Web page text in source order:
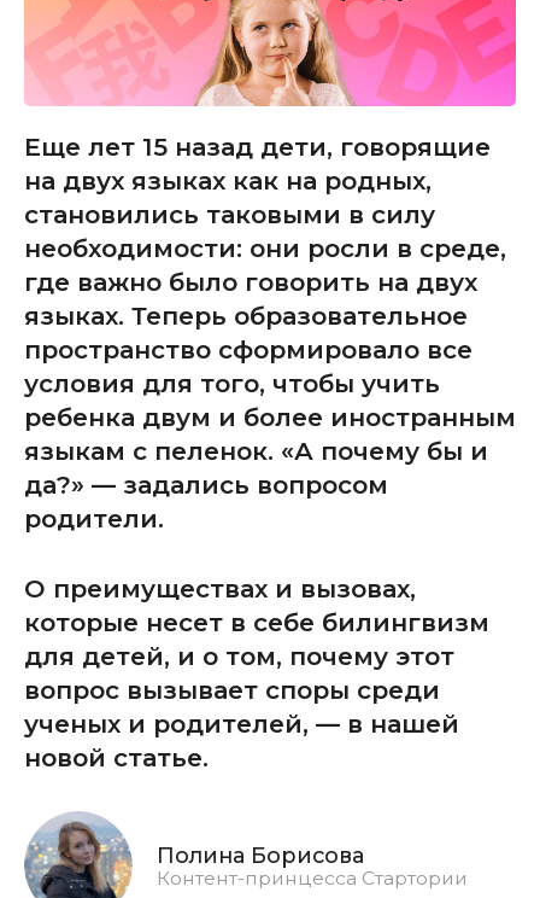
Еще лет 15 назад дети, говорящие
на двух языках как на родных,
становились таковыми в силу
необходимости: они росли в среде,
где важно было говорить на двух
языках. Теперь образовательное
пространство сформировало все
условия для того, чтобы учить
ребенка двум и более иностранным
языкам с пеленок. «А почему бы и
да?» — задались вопросом
родители.
О преимуществах и вызовах,
которые несет в себе билингвизм
для детей, и о том, почему этот
вопрос вызывает споры среди
ученых и родителей, — в нашей
новой статье.
Полина Борисова
Контент-принцесса Стартории